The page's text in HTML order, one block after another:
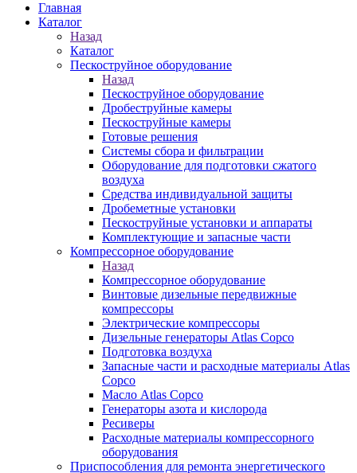
Главная
Каталог
Назад
Каталог
Пескоструйное оборудование
Назад
Пескоструйное оборудование
Дробеструйные камеры
Пескоструйные камеры
Готовые решения
Системы сбора и фильтрации
Оборудование для подготовки сжатого
воздуха
Средства индивидуальной защиты
Дробеметные установки
Пескоструйные установки и аппараты
Комплектующие и запасные части
Компрессорное оборудование
Назад
Компрессорное оборудование
Винтовые дизельные передвижные
компрессоры
Электрические компрессоры
Дизельные генераторы Atlas Copco
Подготовка воздуха
Запасные части и расходные материалы Atlas
Copco
Масло Atlas Copco
Генераторы азота и кислорода
Ресиверы
Расходные материалы компрессорного
оборудования
Приспособления для ремонта энергетического